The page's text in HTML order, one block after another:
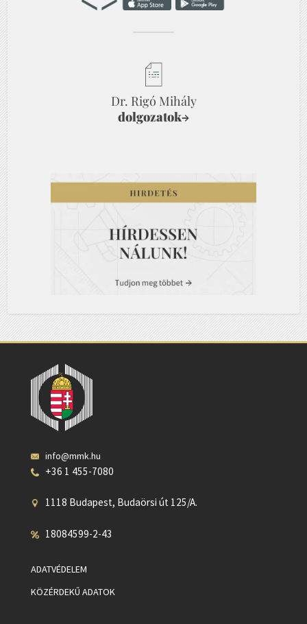
Dr. Rigó Mihály
dolgozatok→
info@mmk.hu
+36 1 455-7080
1118 Budapest, Budaörsi út 125/A.
18084599-2-43
ADATVÉDELEM
KÖZÉRDEKŰ ADATOK